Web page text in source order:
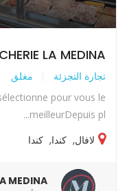
LA MEDINA
تجارة التجزئة مغلق
pour vous le
meilleurDepuis pl...
لافال, كندا, كندا
MEDINA